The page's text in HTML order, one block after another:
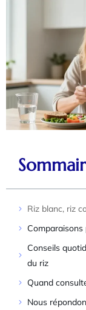
Riz blanc, riz
Comparaisons
Conseils
du riz
Quand
Nous